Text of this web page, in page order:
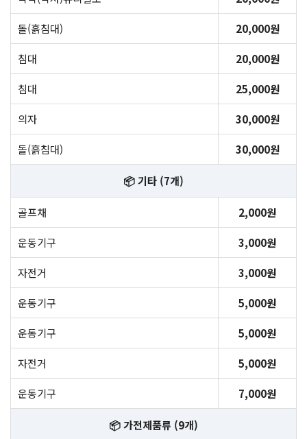
돌(흙침대)
20,000원
침대
20,000원
침대
25,000원
의자
30,000원
돌(흙침대)
30,000원
📦 기타 (7개)
골프채
2,000원
운동기구
3,000원
자전거
3,000원
운동기구
5,000원
운동기구
5,000원
자전거
5,000원
운동기구
7,000원
📦 가전제품류 (9개)